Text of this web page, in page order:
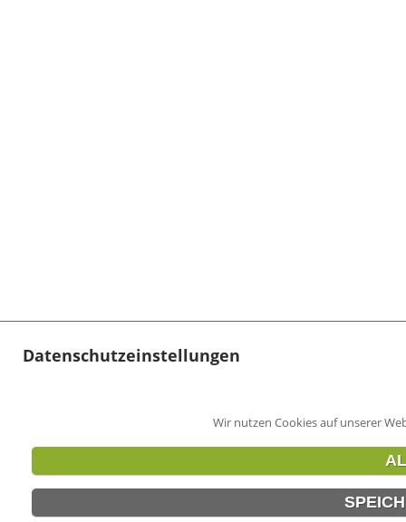
Datenschutzeinstellungen
Wir nutzen Cookies auf unserer